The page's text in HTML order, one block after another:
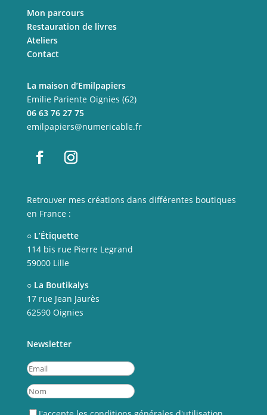
Mon parcours
Restauration de livres
Ateliers
Contact
La maison d’Emilpapiers
Emilie Pariente Oignies (62)
06 63 76 27 75
emilpapiers@numericable.fr
Retrouver mes créations dans différentes boutiques
en France :
○ L’Étiquette
114 bis rue Pierre Legrand
59000 Lille
○ La Boutikalys
17 rue Jean Jaurès
62590 Oignies
Newsletter